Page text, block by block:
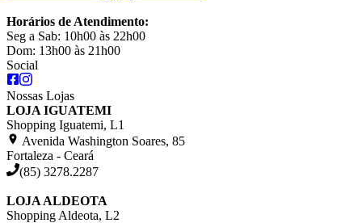
Horários de Atendimento:
Seg a Sab: 10h00 às 22h00
Dom: 13h00 às 21h00
Social
Nossas Lojas
LOJA IGUATEMI
Shopping Iguatemi, L1
Avenida Washington Soares, 85
Fortaleza - Ceará
(85) 3278.2287
LOJA ALDEOTA
Shopping Aldeota, L2